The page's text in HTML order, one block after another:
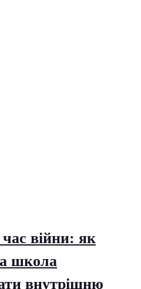
війни: як
школа
внутрішню